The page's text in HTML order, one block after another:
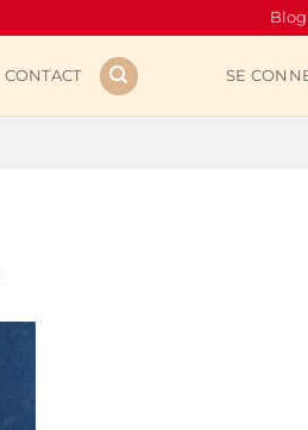
Blog
CONTACT SE